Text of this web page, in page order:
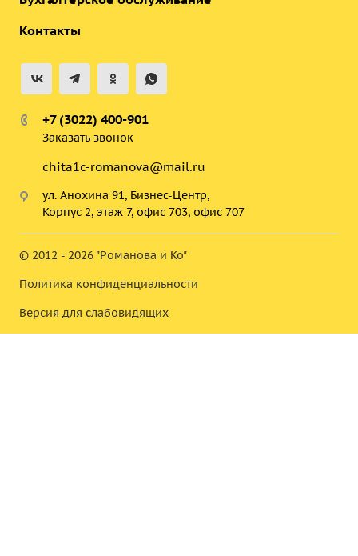
Контакты
+7 (3022) 400-901
Заказать звонок
chita1c-romanova@mail.ru
ул. Анохина 91, Бизнес-Центр,
Корпус 2, этаж 7, офис 703, офис 707
© 2012 - 2026 "Романова и Ко"
Политика конфиденциальности
Версия для слабовидящих